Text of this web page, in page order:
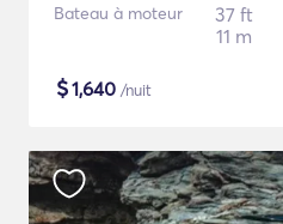
Bateau à moteur
37 ft
11 m
$1,640 /nuit